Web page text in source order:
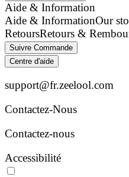
Aide & Information
Aide & InformationOur
RetoursRetours &
Suivre Commande
Centre d'aide
support@fr.zeelool.com
Contactez-Nous​
Contactez-nous
Accessibilité